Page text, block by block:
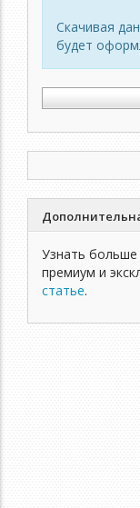
Скачивая
будет
Узнать больше
премиум и
статье.